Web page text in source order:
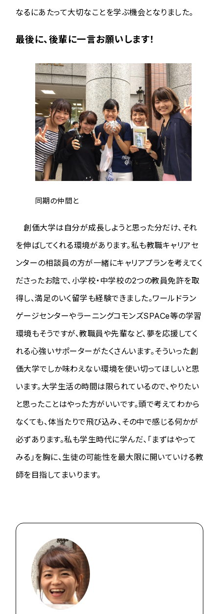
なるにあたって大切なことを学ぶ機会となりました。
最後に、後輩に一言お願いします！
同期の仲間と
創価大学は自分が成長しようと思った分だけ、それ
を伸ばしてくれる環境があります。私も教職キャリアセ
ンターの相談員の方が一緒にキャリアプランを考えてく
ださったお陰で、小学校・中学校の2つの教員免許を取
得し、満足のいく留学も経験できました。ワールドラン
ゲージセンターやラーニングコモンズSPACe等の学習
環境もそうですが、教職員や先輩など、夢を応援してく
れる心強いサポーターがたくさんいます。そういった創
価大学でしか味わえない環境を使い切ってほしいと思
います。大学生活の時間は限られているので、やりたい
と思ったことはやった方がいいです。頭で考えてわから
なくても、体当たりで飛び込み、その中で感じる何かが
必ずあります。私も学生時代に学んだ、「まずはやって
みる」を胸に、生徒の可能性を最大限に開いていける教
師を目指してまいります。